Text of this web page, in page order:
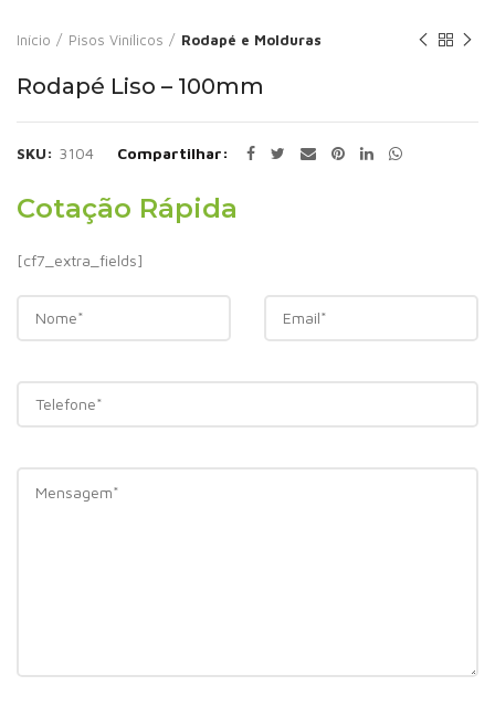
Início Pisos Vinílicos Rodapé e Molduras
Rodapé Liso – 100mm
SKU: 3104 Compartilhar
Cotação Rápida
[cf7_extra_fields]